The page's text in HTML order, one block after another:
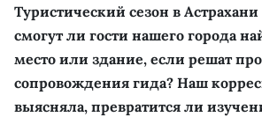
Туристический сезон в Астрахани
смогут ли гости нашего города
место или здание, если решат
сопровождения гида? Наш
выясняла, превратится ли